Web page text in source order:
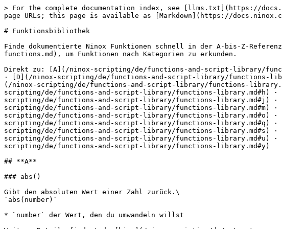
> For the complete documentation index, see [llms.txt](https://docs.ninox.com/llms.txt). Markdown versions of documentation pages are available by appending `.md` to page URLs; this page is available as [Markdown](https://docs.ninox.com/ninox-scripting/de/functions-and-script-library/functions-library.md).

# Funktionsbibliothek

Finde dokumentierte Ninox Funktionen schnell in der A-bis-Z-Referenz. Nutze [Mit Funktionen arbeiten](/ninox-scripting/de/automate-your-workflows/work-with-functions.md), um Funktionen nach Kategorien zu erkunden.

Direkt zu: [A](/ninox-scripting/de/functions-and-script-library/functions-library.md#a) · [C](/ninox-scripting/de/functions-and-script-library/functions-library.md#c) · [D](/ninox-scripting/de/functions-and-script-library/functions-library.md#d) · [E](/ninox-scripting/de/functions-and-script-library/functions-library.md#e) · [F](/ninox-scripting/de/functions-and-script-library/functions-library.md#f) · [G](/ninox-scripting/de/functions-and-script-library/functions-library.md#g) · [H](/ninox-scripting/de/functions-and-script-library/functions-library.md#h) · [I](/ninox-scripting/de/functions-and-script-library/functions-library.md#i) · [J](/ninox-scripting/de/functions-and-script-library/functions-library.md#j) · [L](/ninox-scripting/de/functions-and-script-library/functions-library.md#l) · [M](/ninox-scripting/de/functions-and-script-library/functions-library.md#m) · [N](/ninox-scripting/de/functions-and-script-library/functions-library.md#n) · [O](/ninox-scripting/de/functions-and-script-library/functions-library.md#o) · [P](/ninox-scripting/de/functions-and-script-library/functions-library.md#p) · [Q](/ninox-scripting/de/functions-and-script-library/functions-library.md#q) · [R](/ninox-scripting/de/functions-and-script-library/functions-library.md#r) · [S](/ninox-scripting/de/functions-and-script-library/functions-library.md#s) · [T](/ninox-scripting/de/functions-and-script-library/functions-library.md#t) · [U](/ninox-scripting/de/functions-and-script-library/functions-library.md#u) · [W](/ninox-scripting/de/functions-and-script-library/functions-library.md#w) · [Y](/ninox-scripting/de/functions-and-script-library/functions-library.md#y)

## **A**

### abs()

Gibt den absoluten Wert einer Zahl zurück.\
`abs(number)`

* `number` der Wert, den du umwandeln willst

Weitere Details findest du [hier](/ninox-scripting/de/automate-your-workflows/work-with-functions/numbers-and-math.md#get-a-positive-value-with-abs).

***

### acos()

Gibt den Arkuskosinus eines Werts zwischen `-1` und `1` zurück.\
`acos(number)`

* `number` der Kosinuswert

Weitere Details findest du [hier](/ninox-scripting/de/automate-your-workflows/work-with-functions/numbers-and-math.md#calculate-arccosine-with-acos).

***

### age()

Gibt die Anzahl voller Jahre seit einem Datum zurück.\
`age(date)`

* `date` das Referenzdatum

Weitere Details findest du [hier](/ninox-scripting/de/automate-your-workflows/work-with-functions/dates-and-time.md#alter-mit-age-berechnen).

***

### alert()

Zeigt eine einfache Nachricht mit einer OK-Schaltfläche an.\
`alert(any)`

* `any` die Nachricht oder der Wert, den du anzeigen willst

Weitere Details findest du [hier](/ninox-scripting/de/automate-your-workflows/work-with-functions/user-interface.md#show-a-message-with-alert).

***

### appendTempFile()

Fügt Text zu einer vorhandenen temporären Datei hinzu.\
`appendTempFile(link, string)` oder\
`appendTempFile(string, string)`

* `link` oder `string` (erstes Argument): Link zur temporären Datei
* `string` anzuhängender Inhalt

Weitere Details findest du [hier](/ninox-scripting/de/automate-your-workflows/work-with-functions/files-and-export.md#create-files-and-append-content-with-createtempfile-and-appendtempfile).

***

### appointment()

Erstellt einen Termin aus Start und Ende oder aus Start und Dauer.\
`appointment(any, any)`

* `any` erstes Argument: Start- oder Endwert
* `any` zweites Argument: Endwert oder Dauer

Weitere Details findest du [hier](/ninox-scripting/de/automate-your-workflows/